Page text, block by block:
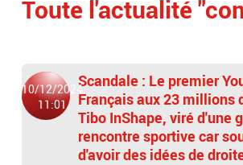
Toute l'actualité
10/12/2024
11:01
Scandale : Le premier
Français aux 23 millions
Tibo InShape, viré d'une
rencontre sportive car
d'avoir des idées de